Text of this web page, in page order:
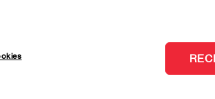
Iberoamericanos (CEIB) y la
Este estudio, en el que se han
de 21 países de todos los
actual​ y​ tendencias en materia